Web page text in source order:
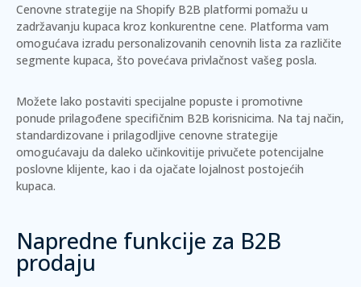
Cenovne strategije na Shopify B2B platformi pomažu u
zadržavanju kupaca kroz konkurentne cene. Platforma vam
omogućava izradu personalizovanih cenovnih lista za različite
segmente kupaca, što povećava privlačnost vašeg posla.
Možete lako postaviti specijalne popuste i promotivne
ponude prilagođene specifičnim B2B korisnicima. Na taj način,
standardizovane i prilagodljive cenovne strategije
omogućavaju da daleko učinkovitije privučete potencijalne
poslovne klijente, kao i da ojačate lojalnost postojećih
kupaca.
Napredne funkcije za B2B
prodaju